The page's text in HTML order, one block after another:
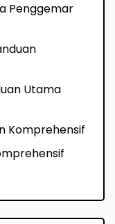
Penggemar
Utama
Komprehensif